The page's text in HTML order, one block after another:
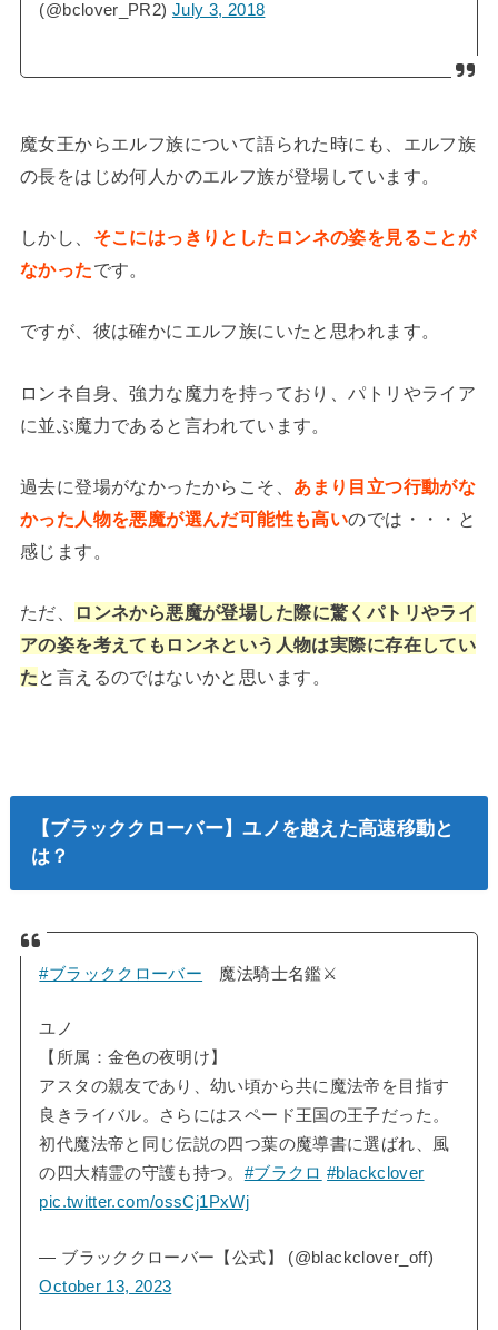
(@bclover_PR2) July 3, 2018
魔女王からエルフ族について語られた時にも、エルフ族
の長をはじめ何人かのエルフ族が登場しています。
しかし、 そこにはっきりとしたロンネの姿を見ることが
なかったです。
ですが、彼は確かにエルフ族にいたと思われます。
ロンネ自身、強力な魔力を持っており、パトリやライア
に並ぶ魔力であると言われています。
過去に登場がなかったからこそ、 あまり目立つ行動がな
かった人物を悪魔が選んだ可能性も高いのでは・・・と
感じます。
ただ、
ロンネから悪魔が登場した際に驚くパトリやライ
アの姿を考えてもロンネという人物は実際に存在してい
たと言えるのではないかと思います。
【ブラッククローバー】ユノを越えた高速移動と
は？
#ブラッククローバー 魔法騎士名鑑⚔
ユノ
【所属：金色の夜明け】
アスタの親友であり、幼い頃から共に魔法帝を目指す
良きライバル。さらにはスペード王国の王子だった。
初代魔法帝と同じ伝説の四つ葉の魔導書に選ばれ、風
の四大精霊の守護も持つ。 #ブラクロ #blackclover
pic.twitter.com/ossCj1PxWj
— ブラッククローバー【公式】 (@blackclover_off)
October 13, 2023